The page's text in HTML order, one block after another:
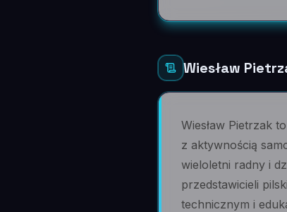
Wiesław
Wiesław Pietrzak
z aktywnością
wieloletni radny i
przedstawicieli
technicznym i